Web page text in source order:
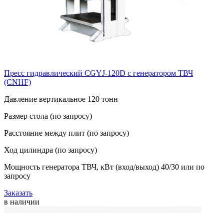
Пресс гидравлический CGYJ-120D с генератором ТВЧ
(CNHF)
Давление вертикальное 120 тонн
Размер стола (по запросу)
Расстояние между плит (по запросу)
Ход цилиндра (по запросу)
Мощность генератора ТВЧ, кВт (вход/выход) 40/30 или по
запросу
Заказать
в наличии